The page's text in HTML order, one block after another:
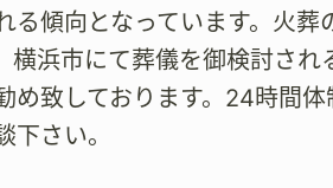
る傾向となっています。火
横浜市にて葬儀を御検討さ
め致しております。24時間
さい。